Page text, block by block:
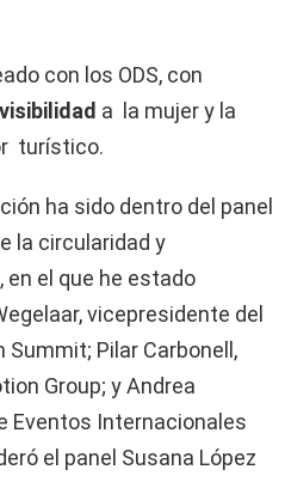
con los ODS, con
visibilidad a la mujer y la
turístico.
ha sido dentro del panel
la circularidad y
en el que he estado
vicepresidente del
Pilar Carbonell,
Group; y Andrea
Eventos Internacionales
el panel Susana López